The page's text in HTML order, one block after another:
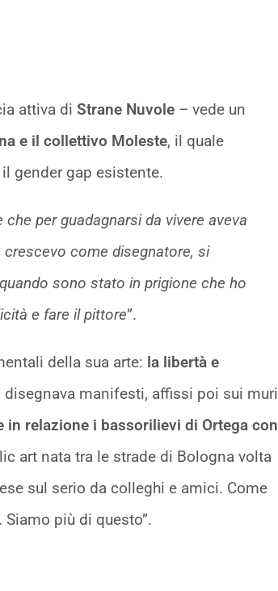
attiva di Strane Nuvole – vede un
e il collettivo Moleste, il quale
gender gap esistente.
per guadagnarsi da vivere aveva
come disegnatore, si
sono stato in prigione che ho
e fare il pittore”.
della sua arte: la libertà e
manifesti, affissi poi sui muri
in relazione i bassorilievi di Ortega con
art nata tra le strade di Bologna volta
sul serio da colleghi e amici. Come
Siamo più di questo”.